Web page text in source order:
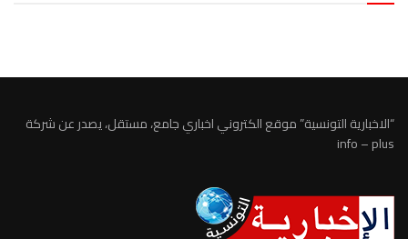
“الاخبارية التونسية” موقع الكتروني اخباري جامع، مستقل، يصدر عن شركة
info – plus